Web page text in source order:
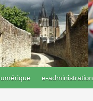
e-administration